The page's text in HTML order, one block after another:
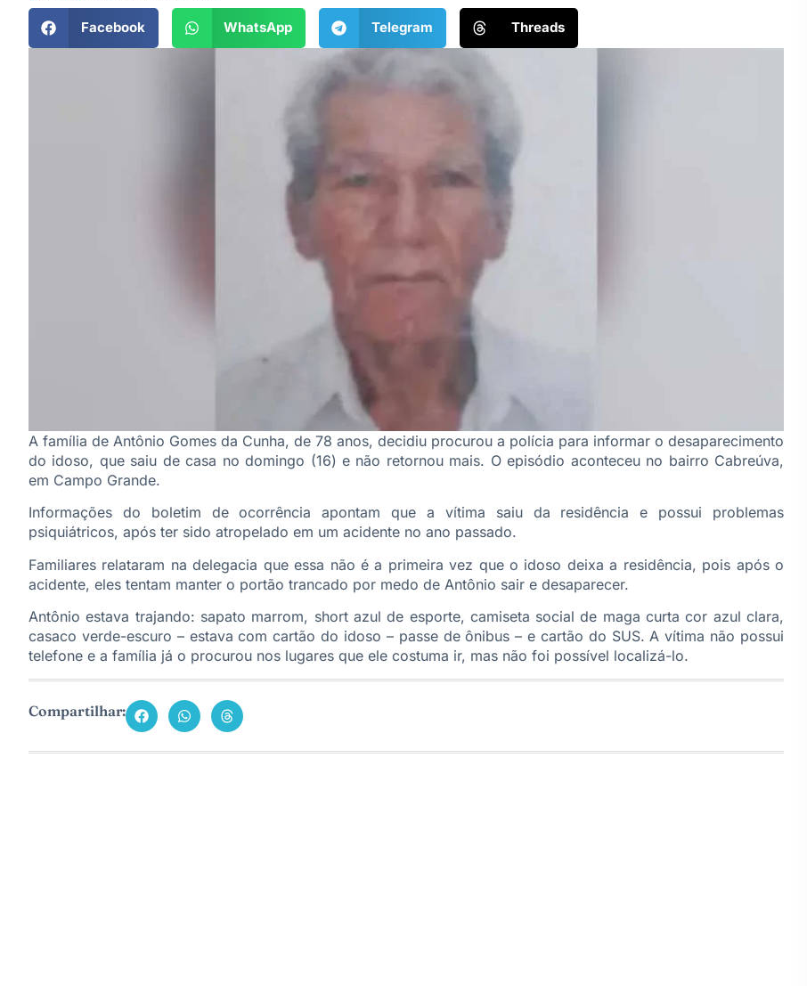
Facebook WhatsApp Telegram Threads
A família de Antônio Gomes da Cunha, de 78 anos, decidiu procurou a polícia para informar o desaparecimento
do idoso, que saiu de casa no domingo (16) e não retornou mais. O episódio aconteceu no bairro Cabreúva,
em Campo Grande.
Informações do boletim de ocorrência apontam que a vítima saiu da residência e possui problemas
psiquiátricos, após ter sido atropelado em um acidente no ano passado.
Familiares relataram na delegacia que essa não é a primeira vez que o idoso deixa a residência, pois após o
acidente, eles tentam manter o portão trancado por medo de Antônio sair e desaparecer.
Antônio estava trajando: sapato marrom, short azul de esporte, camiseta social de maga curta cor azul clara,
casaco verde-escuro – estava com cartão do idoso – passe de ônibus – e cartão do SUS. A vítima não possui
telefone e a família já o procurou nos lugares que ele costuma ir, mas não foi possível localizá-lo.
Compartilhar: